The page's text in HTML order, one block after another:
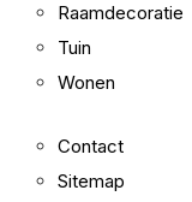
Raamdecoratie
Tuin
Wonen
Contact
Sitemap